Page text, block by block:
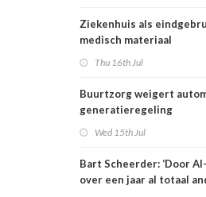
Ziekenhuis als
medisch materiaal
Thu 16th Jul
Buurtzorg weigert
generatieregeling
Wed 15th Jul
Bart Scheerder: ‘Door
over een jaar al totaal